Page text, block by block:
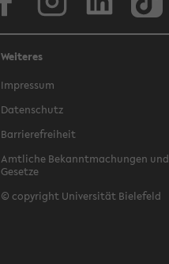
Weiteres
Impressum
Datenschutz
Barrierefreiheit
Amtliche Bekanntmachungen und
Gesetze
© copyright Universität Bielefeld